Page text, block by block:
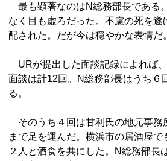
最も顕著なのはN総務部長である
なく目も虚ろだった。不慮の死を遂
配された。だが今は穏やかな表情だ。
URが提出した面談記録によれば
面談は計12回。N総務部長はうち６
る。
そのうち４回は甘利氏の地元事務
まで足を運んだ。横浜市の居酒屋
２人と酒食を共にした。N総務部長